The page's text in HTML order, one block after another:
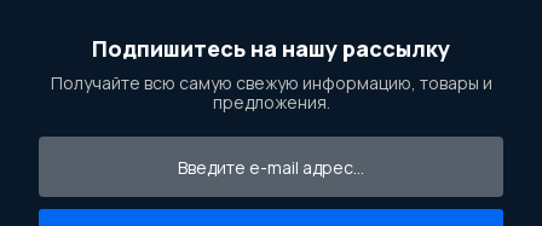
Подпишитесь на нашу рассылку
Получайте всю самую свежую информацию, товары и
предложения.